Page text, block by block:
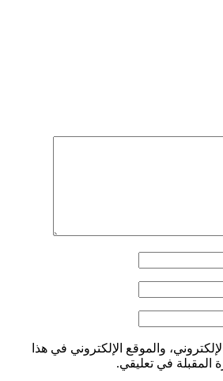
والموقع الإلكتروني في هذا
المقبلة في تعليقي.